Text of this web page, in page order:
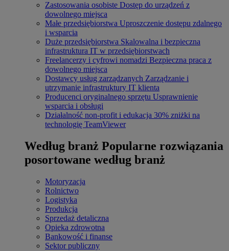
Zastosowania osobiste Dostęp do urządzeń z
dowolnego miejsca
Małe przedsiębiorstwa Uproszczenie dostępu zdalnego
i wsparcia
Duże przedsiębiorstwa Skalowalna i bezpieczna
infrastruktura IT w przedsiębiorstwach
Freelancerzy i cyfrowi nomadzi Bezpieczna praca z
dowolnego miejsca
Dostawcy usług zarządzanych Zarządzanie i
utrzymanie infrastruktury IT klienta
Producenci oryginalnego sprzętu Usprawnienie
wsparcia i obsługi
Działalność non-profit i edukacja 30% zniżki na
technologię TeamViewer
Według branż Popularne rozwiązania
posortowane według branż
Motoryzacja
Rolnictwo
Logistyka
Produkcja
Sprzedaż detaliczna
Opieka zdrowotna
Bankowość i finanse
Sektor publiczny